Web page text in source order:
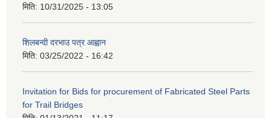
मिति: 10/31/2025 - 13:05
शिलबन्दी दरभाउ पत्र आह्वान
मिति: 03/25/2022 - 16:42
Invitation for Bids for procurement of Fabricated Steel Parts
for Trail Bridges